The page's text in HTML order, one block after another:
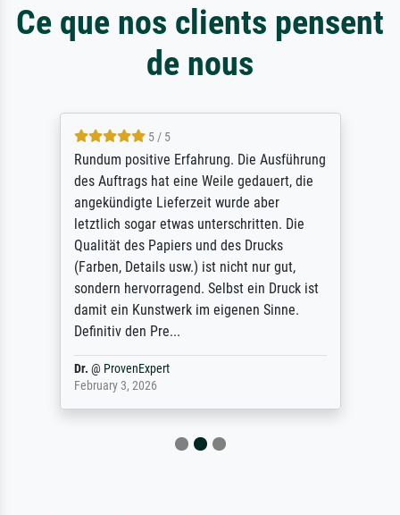
Ce que nos clients pensent
de nous
5 / 5
Rundum positive Erfahrung. Die Ausführung
des Auftrags hat eine Weile gedauert, die
angekündigte Lieferzeit wurde aber
letztlich sogar etwas unterschritten. Die
Qualität des Papiers und des Drucks
(Farben, Details usw.) ist nicht nur gut,
sondern hervorragend. Selbst ein Druck ist
damit ein Kunstwerk im eigenen Sinne.
Definitiv den Pre...
Dr. @ ProvenExpert
February 3, 2026